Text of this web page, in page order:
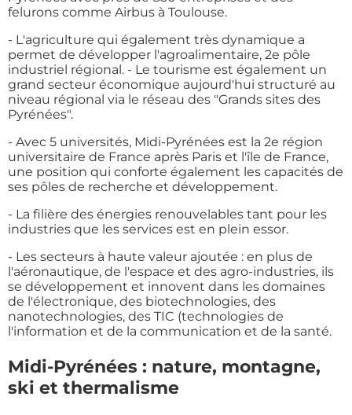
felurons comme Airbus à Toulouse.
- L'agriculture qui également très dynamique a
permet de développer l'agroalimentaire, 2e pôle
industriel régional. - Le tourisme est également un
grand secteur économique aujourd'hui structuré au
niveau régional via le réseau des "Grands sites des
Pyrénées".
- Avec 5 universités, Midi-Pyrénées est la 2e région
universitaire de France après Paris et l'île de France,
une position qui conforte également les capacités de
ses pôles de recherche et développement.
- La filière des énergies renouvelables tant pour les
industries que les services est en plein essor.
- Les secteurs à haute valeur ajoutée : en plus de
l'aéronautique, de l'espace et des agro-industries, ils
se développement et innovent dans les domaines
de l'électronique, des biotechnologies, des
nanotechnologies, des TIC (technologies de
l'information et de la communication et de la santé.
Midi-Pyrénées : nature, montagne,
ski et thermalisme